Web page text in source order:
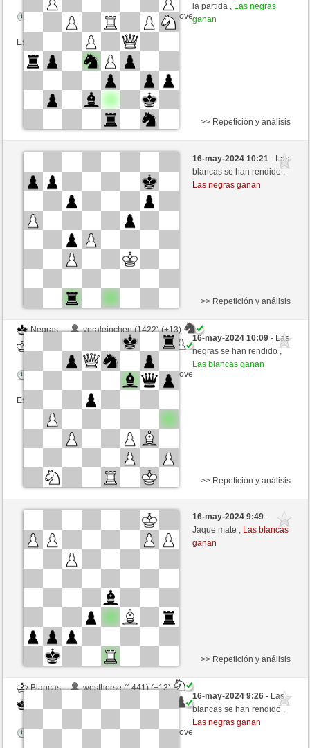
Tiempo: 15 minutes/side + 5 seconds/move
Esta partida es por puntos
la partida , Las negras
ganan
Blancas
rafao2 (1236) (-11)
Tiempo: 10 minutes/side + 0 seconds/move
Esta partida es por puntos
>> Repetición y análisis
16-may-2024 10:21- Las
blancas se han rendido ,
Las negras ganan
Negras
veraleinchen (1422) (+13)
trabado157 (1363) (-13)
Tiempo: 18 minutes/side + 0 seconds/move
Esta partida es por puntos
>> Repetición y análisis
16-may-2024 10:09- Las
negras se han rendido ,
Las blancas ganan
Negras
Kwizit (1256) (-12)
trabado157 (1351) (+12)
Tiempo: 18 minutes/side + 13 seconds/move
>> Repetición y análisis
16-may-2024 9:49-
Jaque mate , Las blancas
ganan
Blancas
westhorse (1441) (+13)
Tiempo: 20 minutes/side + 8 seconds/move
>> Repetición y análisis
16-may-2024 9:26- Las
blancas se han rendido ,
Las negras ganan